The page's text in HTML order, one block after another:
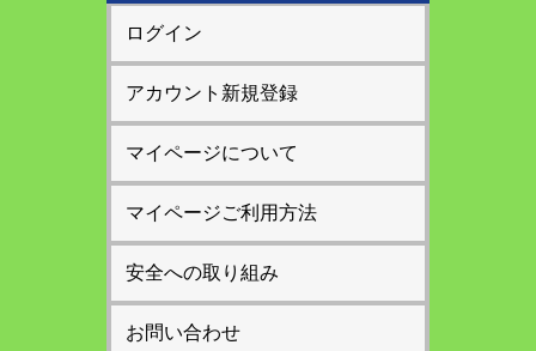
ログイン
アカウント新規登録
マイページについて
マイページご利用方法
安全への取り組み
お問い合わせ